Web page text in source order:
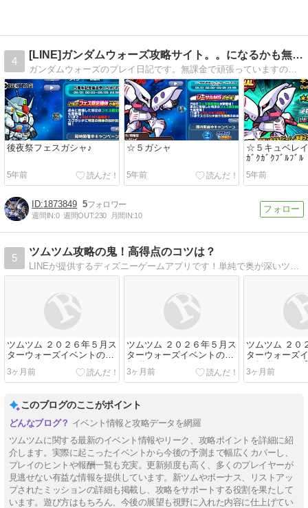
4
[LINE]ガンダムウォーズ攻略サイト。。になるかも無課金
ガンダムウォーズのプレイ日記です。無課金で頑張っていますので、少しでも参考になればと思っています。ミニキャラがかわいいです
後夜祭フェスガシャ♪
5年前
☆５ガシャ
5年前
☆５キュベレ
ｶﾞｸｶﾞｸﾌﾞﾙﾌﾞﾙ
5年前
1873849 5
週間IN:0 週間OUT:230 月間IN:10
5
ツムツム攻略の鬼！高得点のコツは？
LINEが提供するディズニーゲームアプリです！単純で奥が深いツムツムを徹底的に攻略していきます。ツム情報、ルビー無料の裏ワザ何でもあります！
ツムツム ２０２６年５月ス
ターウォーズイベントのキ
ャラクターボーナス一覧
3ヶ月前
ツムツム ２０２６年５月ス
ターウォーズイベントの全
報酬まとめ
3ヶ月前
ツムツム ２０
ターウォーズ
と報酬まとめ
の拠点に挑も
3ヶ月前
このブログのここがポイント
イベント情報と攻略データを網羅
ツムツムに関する最新のイベント情報やリーク、攻略ポイントを詳細に紹
介します。実際に起こったイベントから今後の予測まで幅広くカバーし、
プレイのヒントや報酬一覧も充実。更新頻度も高く、多くのプレイヤーが
見逃せない有益な情報を提供しています。新ツムやボーナス、リストアッ
プされたミッションの詳細も掲載し、攻略をサポートする役割を果たして
います。遊び方はもちろん、今後の展望も視野に入れた内容に仕上げてい